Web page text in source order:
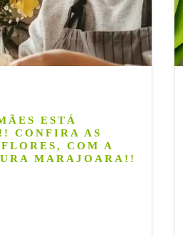
ESTÁ
CONFIRA AS
COM A
MARAJOARA!!